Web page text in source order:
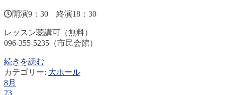
開演9：30 終演18：30
レッスン聴講可（無料）
096-355-5235（市民会館）
続きを読む
カテゴリー: 大ホール
8月
23